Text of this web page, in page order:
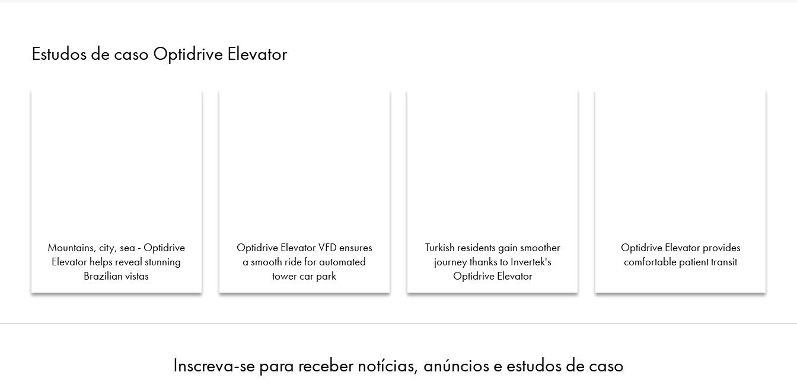
Estudos de caso Optidrive Elevator
Mountains, city, sea - Optidrive
Elevator helps reveal stunning
Brazilian vistas
Optidrive Elevator VFD ensures
a smooth ride for automated
tower car park
Turkish residents gain smoother
journey thanks to Invertek's
Optidrive Elevator
Optidrive Elevator provides
comfortable patient transit
Inscreva-se para receber notícias, anúncios e estudos de caso